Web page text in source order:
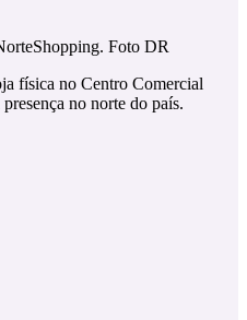
Foto DR
física no Centro Comercial
no norte do país.